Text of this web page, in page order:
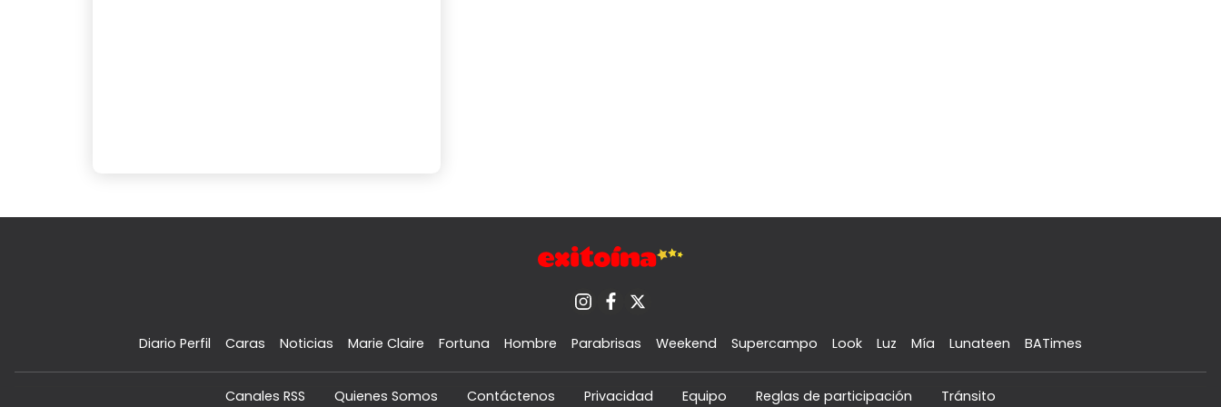
Diario Perfil Caras Noticias Marie Claire Fortuna Hombre Parabrisas Weekend Supercampo Look Luz Mía Lunateen BATimes
Canales RSS Quienes Somos Contáctenos Privacidad Equipo Reglas de participación Tránsito